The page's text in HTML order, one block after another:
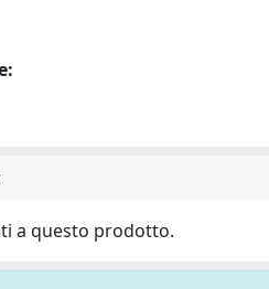
a questo prodotto.